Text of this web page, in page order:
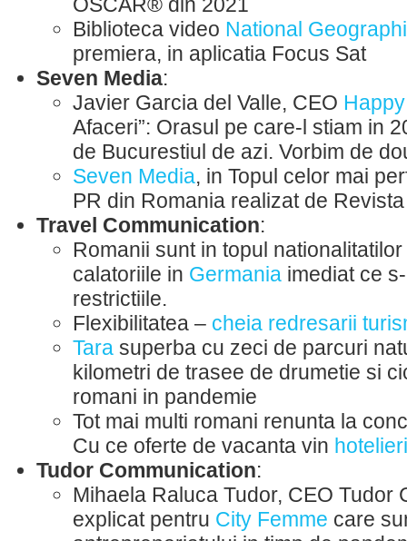
Biblioteca video National
premiera, in aplicatia Focus Sat
Seven Media:
Javier Garcia del Valle, CEO
Afaceri”: Orasul pe care-l stiam in
de Bucurestiul de azi. Vorbim de
Seven Media, in Topul celor mai
PR din Romania realizat de
Travel Communication:
Romanii sunt in topul
calatoriile in Germania imediat ce
restrictiile.
Flexibilitatea – cheia redresarii
Tara superba cu zeci de parcuri
kilometri de trasee de drumetie si
romani in pandemie
Tot mai multi romani renunta la
Cu ce oferte de vacanta vin
Tudor Communication:
Mihaela Raluca Tudor, CEO Tudor
explicat pentru City Femme care